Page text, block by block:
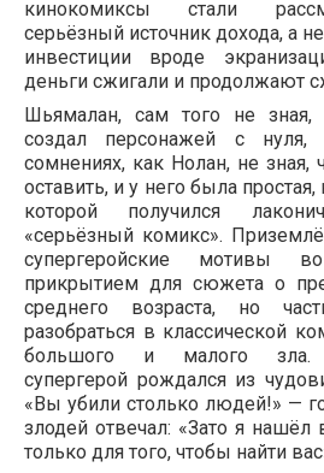
кинокомиксы стали
серьёзный источник дохода, а
инвестиции вроде
деньги сжигали и продолжают
Шьямалан, сам того не
создал персонажей с
сомнениях, как Нолан, не зная,
оставить, и у него была
которой получился
«серьёзный комикс».
супергеройские мотивы
прикрытием для сюжета о
среднего возраста, но
разобраться в классической
большого и малого зла.
супергерой рождался из
«Вы убили столько людей!» —
злодей отвечал: «Зато я нашёл
только для того, чтобы найти